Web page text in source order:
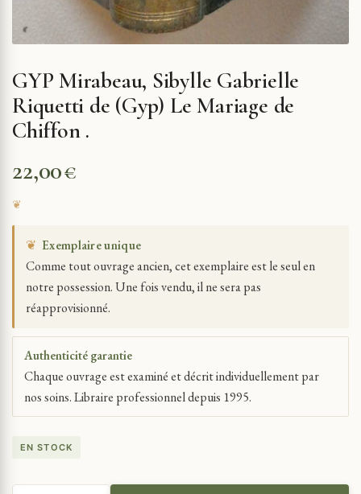
GYP Mirabeau, Sibylle Gabrielle
Riquetti de (Gyp) Le Mariage de
Chiffon .
22,00€
❦ Exemplaire unique
Comme tout ouvrage ancien, cet exemplaire est le seul en
notre possession. Une fois vendu, il ne sera pas
réapprovisionné.
Authenticité garantie
Chaque ouvrage est examiné et décrit individuellement par
nos soins. Libraire professionnel depuis 1995.
EN STOCK